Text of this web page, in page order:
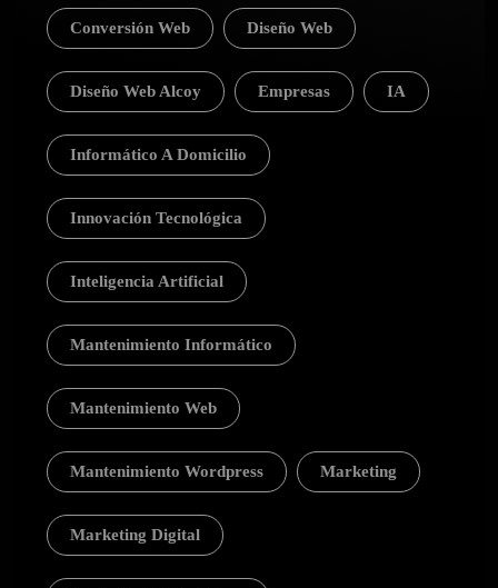
Conversión Web Diseño Web
Diseño Web Alcoy Empresas IA
Informático A Domicilio
Innovación Tecnológica
Inteligencia Artificial
Mantenimiento Informático
Mantenimiento Web
Mantenimiento Wordpress Marketing
Marketing Digital